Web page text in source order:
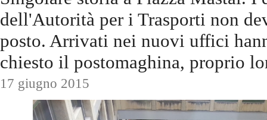
dell'Autorità per i Trasporti non
posto. Arrivati nei nuovi uffici
chiesto il postomaghina, proprio
17 giugno 2015